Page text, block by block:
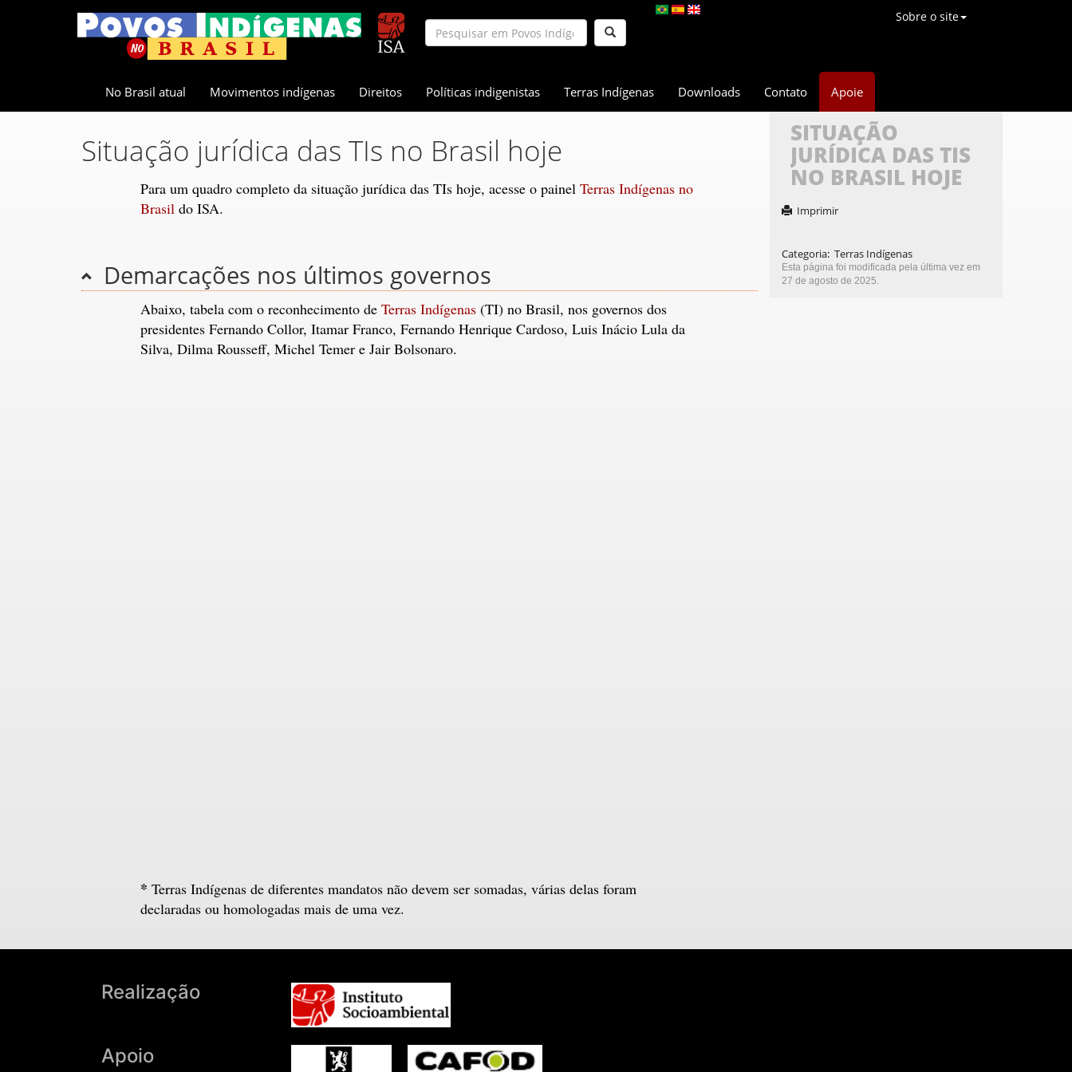
Sobre o site
No Brasil atual Movimentos indígenas Direitos Políticas indigenistas Terras Indígenas Downloads Contato Apoie
Situação jurídica das TIs no Brasil hoje
Para um quadro completo da situação jurídica das TIs hoje, acesse o painel Terras Indígenas no
Brasildo ISA.
Demarcações nos últimos governos
Abaixo, tabela com o reconhecimento de Terras Indígenas(TI) no Brasil, nos governos dos
presidentes Fernando Collor, Itamar Franco, Fernando Henrique Cardoso, Luis Inácio Lula da
Silva, Dilma Rousseff, Michel Temer e Jair Bolsonaro.
* Terras Indígenas de diferentes mandatos não devem ser somadas, várias delas foram
declaradas ou homologadas mais de uma vez.
SITUAÇÃO
JURÍDICA DAS TIS
NO BRASIL HOJE
Imprimir
Categoria: Terras Indígenas
Esta página foi modificada pela última vez em
27 de agosto de 2025.